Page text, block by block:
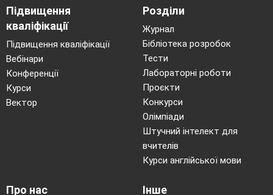
Підвищення
кваліфікації
Підвищення кваліфікації
Вебінари
Конференції
Курси
Вектор
Розділи
Журнал
Бібліотека розробок
Тести
Лабораторні роботи
Проєкти
Конкурси
Олімпіади
Штучний інтелект для
вчителів
Курси англійської мови
Про нас Інше